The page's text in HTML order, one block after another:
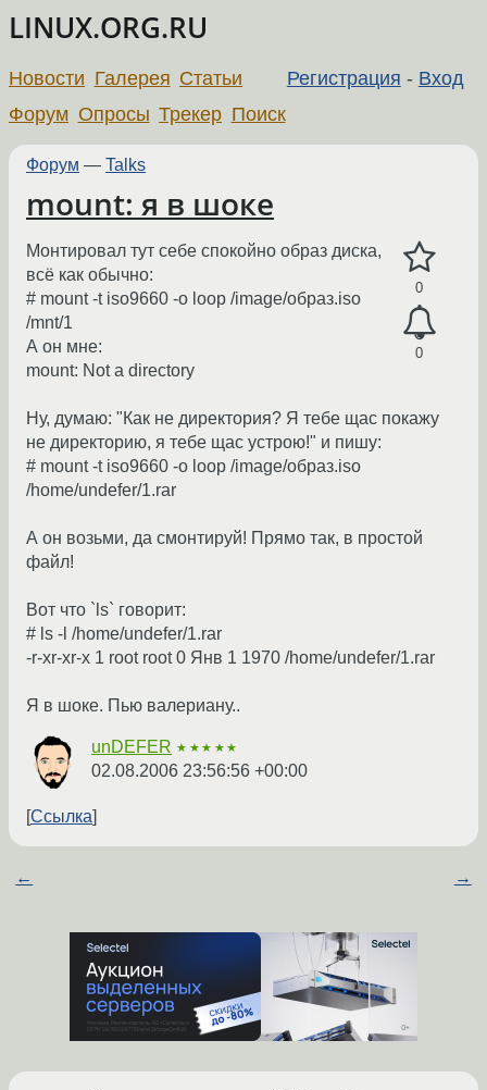
LINUX.ORG.RU
Регистрация - Вход
Новости Галерея Статьи
Форум Опросы Трекер Поиск
Форум — Talks
mount: я в шоке
0
0
Монтировал тут себе спокойно образ диска,
всё как обычно:
# mount -t iso9660 -o loop /image/образ.iso
/mnt/1
А он мне:
mount: Not a directory
Ну, думаю: "Как не директория? Я тебе щас покажу
не директорию, я тебе щас устрою!" и пишу:
# mount -t iso9660 -o loop /image/образ.iso
/home/undefer/1.rar
А он возьми, да смонтируй! Прямо так, в простой
файл!
Вот что `ls` говорит:
# ls -l /home/undefer/1.rar
-r-xr-xr-x 1 root root 0 Янв 1 1970 /home/undefer/1.rar
Я в шоке. Пью валериану..
unDEFER ★★★★★
02.08.2006 23:56:56 +00:00
Ссылка
← →